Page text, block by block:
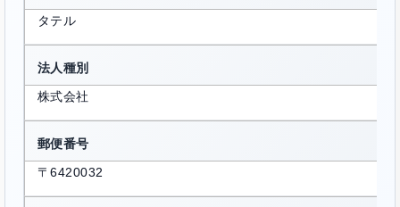
タテル
法人種別
株式会社
郵便番号
〒6420032